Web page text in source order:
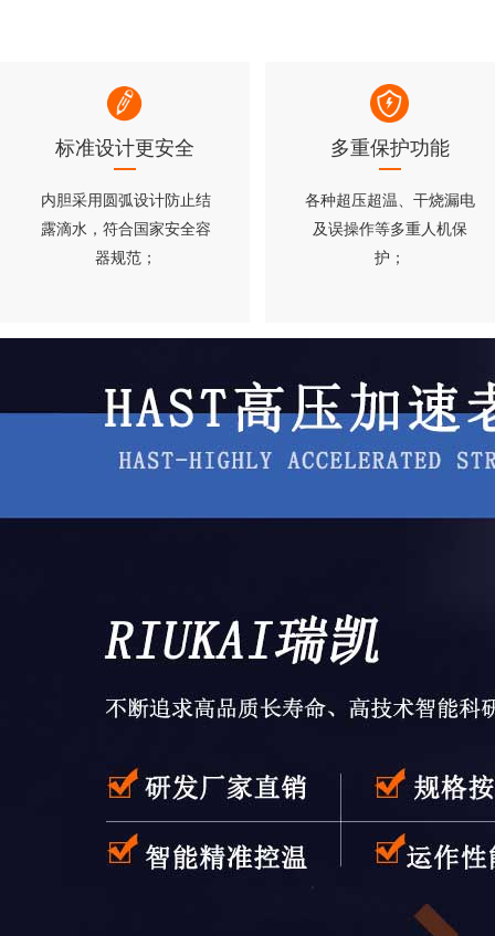
标准设计更安全
内胆采用圆弧设计防止结
露滴水，符合国家安全容
器规范；
多重保护功能
各种超压超温、干烧漏电
及误操作等多重人机保
护；